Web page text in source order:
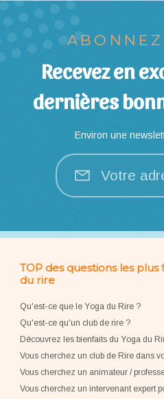
Recevez en
dernières
Environ une
Votre
TOP des questions les
du rire
Qu'est-ce que le Yoga du Rire ?
Qu'est-ce qu'un club de rire ?
Découvrez les bienfaits du Yoga du
Vous cherchez un club de Rire dans
Vous cherchez un animateur /
Vous cherchez un intervenant expert